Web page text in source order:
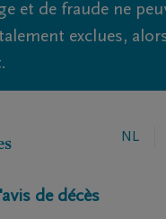
et de fraude ne
exclues,
NL
de décès